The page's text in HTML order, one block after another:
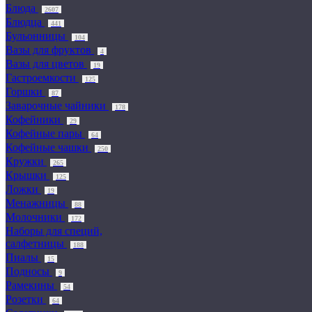
Блюда 2607
Блюдца 441
Бульонницы 104
Вазы для фруктов 4
Вазы для цветов 19
Гастроемкости 125
Горшки 87
Заварочные чайники 178
Кофейники 29
Кофейные пары 64
Кофейные чашки 250
Кружки 265
Крышки 125
Ложки 19
Менажницы 88
Молочники 172
Наборы для специй,
салфетницы
188
Пиалы 15
Подносы 9
Рамекины 54
Розетки 64